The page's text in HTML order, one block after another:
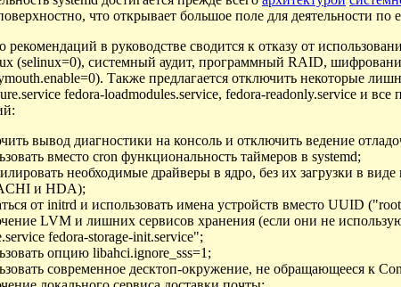
что открывает большое поле для деятельности по
рекомендаций в руководстве сводится к отказу от
(selinux=0), системный аудит, программный RAID, шифрование
Также предлагается отключить некоторые
fedora-loadmodules.service, fedora-readonly.service и
вывод диагностики на консоль и отключить ведение
вместо cron функциональность таймеров в systemd;
необходимые драйверы в ядро, без их загрузки в
и HDA);
от initrd и использовать имена устройств вместо UUID
LVM и лишних сервисов хранения (если они не
fedora-storage-init.service";
опцию libahci.ignore_sss=1;
современное десктоп-окружение, не обращающееся к